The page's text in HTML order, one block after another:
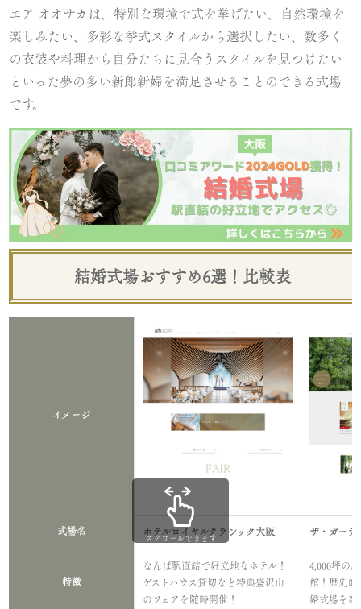
エア オオサカは、特別な環境で式を挙げたい、自然環境を
楽しみたい、多彩な挙式スタイルから選択したい、数多く
の衣装や料理から自分たちに見合うスタイルを見つけたい
といった夢の多い新郎新婦を満足させることのできる式場
です。
結婚式場おすすめ6選！比較表
イメージ
式場名 ホテルロイヤルクラシック大阪 ザ・ガーデ
特徴
なんば駅直結で好立地なホテル！
ゲストハウス貸切など特典盛沢山
のフェアを随時開催！
4,000坪の
館！歴史的
婚式場を新
スクロールできます